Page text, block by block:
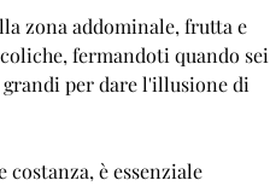
zona addominale, frutta e
fermandoti quando sei
per dare l'illusione di
è essenziale